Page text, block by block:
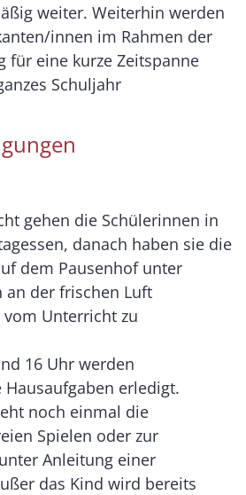
weiter. Weiterhin werden
innen im Rahmen der
für eine kurze Zeitspanne
Schuljahr
gehen die Schülerinnen in
danach haben sie die
dem Pausenhof unter
der frischen Luft
vom Unterricht zu
16 Uhr werden
erledigt.
noch einmal die
Spielen oder zur
Anleitung einer
das Kind wird bereits